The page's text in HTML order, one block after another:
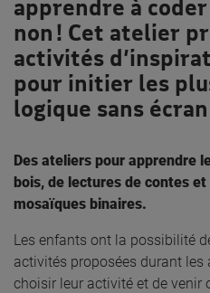
apprendre à
non ! Cet atelier
activités
pour initier les
logique sans écran
Des ateliers pour apprendre
bois, de lectures de contes
mosaïques binaires.
Les enfants ont la possibilité
activités proposées durant les
choisir leur activité et de venir